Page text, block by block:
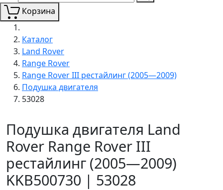
Корзина
Каталог
Land Rover
Range Rover
Range Rover III рестайлинг (2005—2009)
Подушка двигателя
53028
Подушка двигателя Land
Rover Range Rover III
рестайлинг (2005—2009)
KKB500730 | 53028